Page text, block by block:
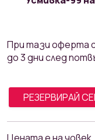
При тази оферта
до 3 дни след
РЕЗЕРВИРАЙ